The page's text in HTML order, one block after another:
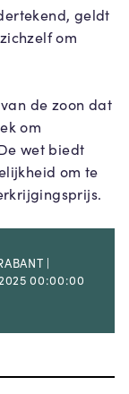
geldt
om
de zoon dat
om
wet biedt
om te
|
00:00:00